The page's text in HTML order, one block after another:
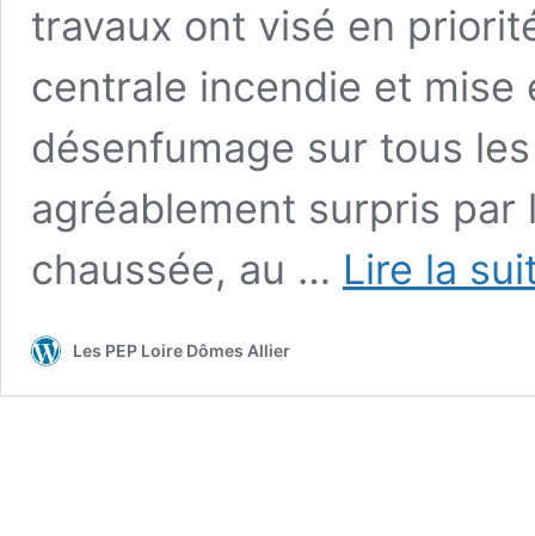
travaux ont visé en
centrale incendie et
désenfumage sur tous
agréablement surpris
chaussée, au … Lire la
Les PEP Loire Dômes Allier